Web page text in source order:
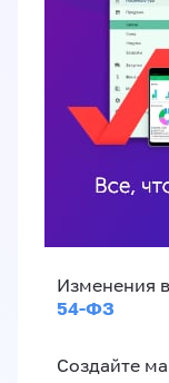
Изменения
54-ФЗ
Создайте